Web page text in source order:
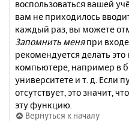
воспользоваться вашей
вам не приходилось
каждый раз, вы можете
Запомнить меняпри
рекомендуется делать
компьютере, например в
университете и т. д. Если
отсутствует, это значит,
эту функцию.
Вернуться к началу